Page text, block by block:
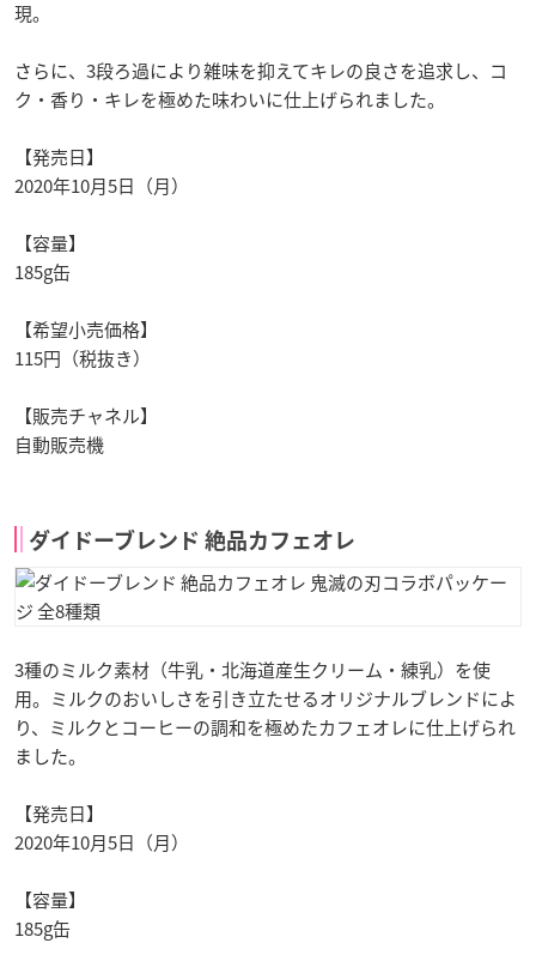
現。
さらに、3段ろ過により雑味を抑えてキレの良さを追求し、コ
ク・香り・キレを極めた味わいに仕上げられました。
【発売日】
2020年10月5日（月）
【容量】
185g缶
【希望小売価格】
115円（税抜き）
【販売チャネル】
自動販売機
ダイドーブレンド 絶品カフェオレ
3種のミルク素材（牛乳・北海道産生クリーム・練乳）を使
用。ミルクのおいしさを引き立たせるオリジナルブレンドによ
り、ミルクとコーヒーの調和を極めたカフェオレに仕上げられ
ました。
【発売日】
2020年10月5日（月）
【容量】
185g缶